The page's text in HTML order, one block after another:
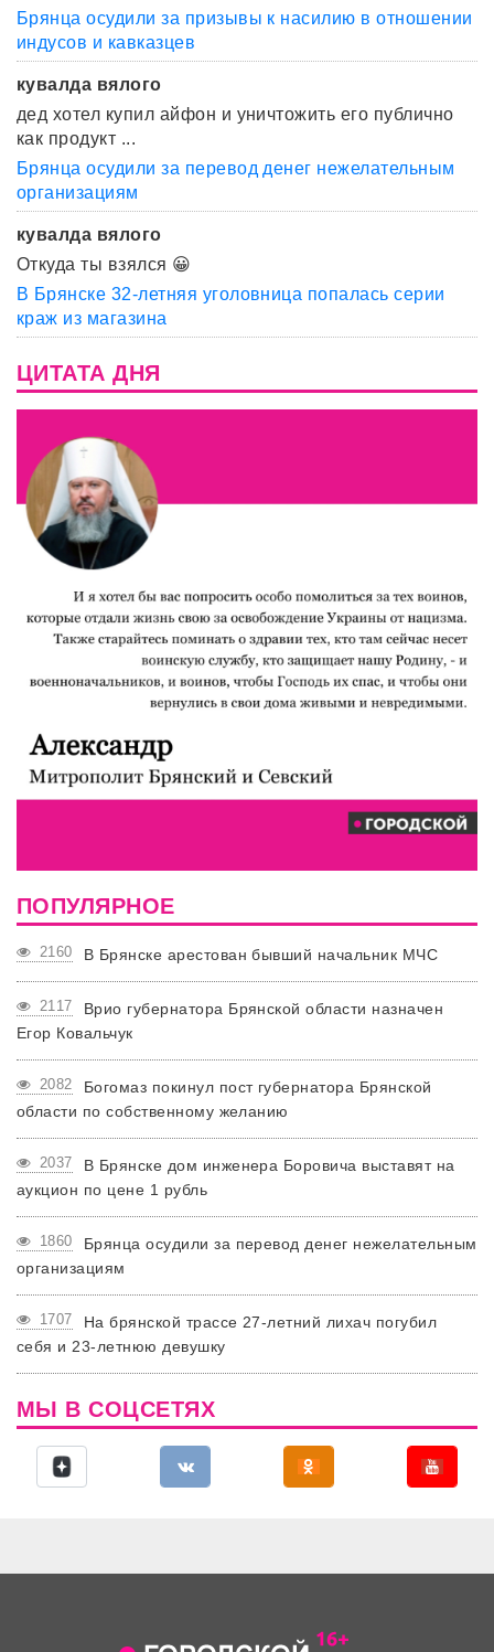
Брянца осудили за призывы к насилию в отношении
индусов и кавказцев
кувалда вялого
дед хотел купил айфон и уничтожить его публично
как продукт ...
Брянца осудили за перевод денег нежелательным
организациям
кувалда вялого
Откуда ты взялся 😀
В Брянске 32-летняя уголовница попалась серии
краж из магазина
ЦИТАТА ДНЯ
ПОПУЛЯРНОЕ
2160 В Брянске арестован бывший начальник МЧС
2117
Врио губернатора Брянской области назначен
Егор Ковальчук
2082
Богомаз покинул пост губернатора Брянской
области по собственному желанию
2037
В Брянске дом инженера Боровича выставят на
аукцион по цене 1 рубль
1860
Брянца осудили за перевод денег нежелательным
организациям
1707
На брянской трассе 27-летний лихач погубил
себя и 23-летнюю девушку
МЫ В СОЦСЕТЯХ